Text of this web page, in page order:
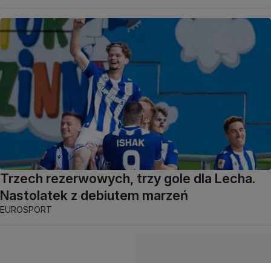
Trzech rezerwowych, trzy gole dla Lecha.
Nastolatek z debiutem marzeń
EUROSPORT